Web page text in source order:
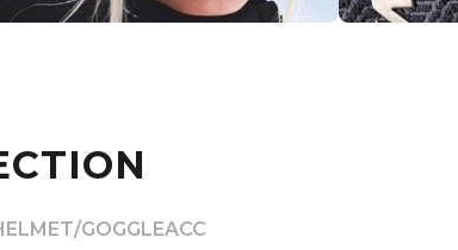
GOGGLEACC